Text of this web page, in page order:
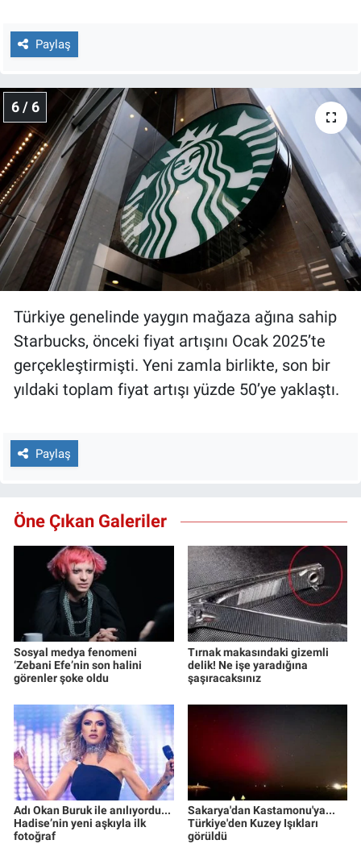
Paylaş
6 / 6
Türkiye genelinde yaygın mağaza ağına sahip
Starbucks, önceki fiyat artışını Ocak 2025’te
gerçekleştirmişti. Yeni zamla birlikte, son bir
yıldaki toplam fiyat artışı yüzde 50’ye yaklaştı.
Paylaş
Öne Çıkan Galeriler
Sosyal medya fenomeni
‘Zebani Efe’nin son halini
görenler şoke oldu
Tırnak makasındaki gizemli
delik! Ne işe yaradığına
şaşıracaksınız
Adı Okan Buruk ile anılıyordu...
Hadise’nin yeni aşkıyla ilk
fotoğraf
Sakarya'dan Kastamonu'ya...
Türkiye'den Kuzey Işıkları
görüldü